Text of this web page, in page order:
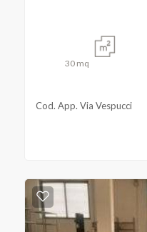
30 mq
Cod. App. Via Vespucci